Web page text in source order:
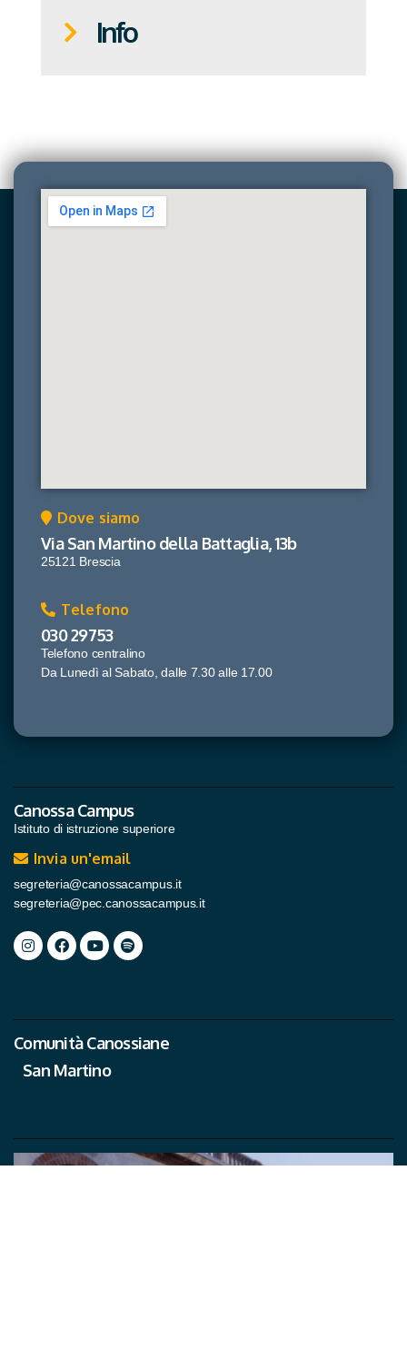
Info
Dove siamo
Via San Martino della Battaglia, 13b
25121 Brescia
Telefono
030 29753
Telefono centralino
Da Lunedì al Sabato, dalle 7.30 alle 17.00
Canossa Campus
Istituto di istruzione superiore
Invia un'email
segreteria@canossacampus.it
segreteria@pec.canossacampus.it
Comunità Canossiane
San Martino